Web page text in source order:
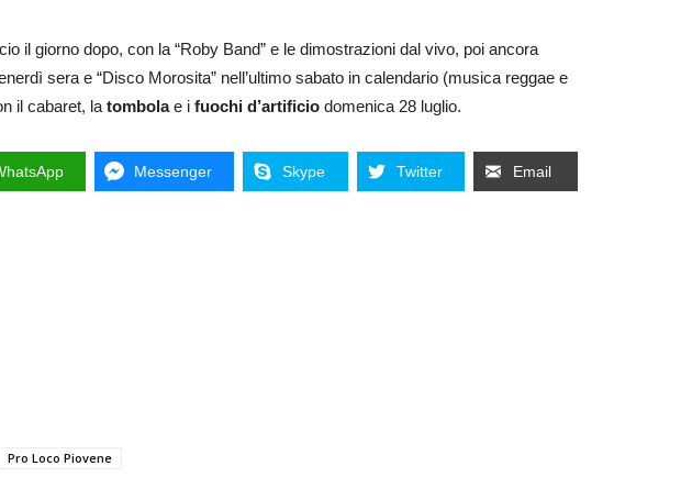
il giorno dopo, con la “Roby Band” e le dimostrazioni dal vivo, poi ancora
sera e “Disco Morosita” nell’ultimo sabato in calendario (musica reggae e
il cabaret, la tombolae i fuochi d’artificio domenica 28 luglio.
Messenger Skype Twitter Email
Pro Loco Piovene